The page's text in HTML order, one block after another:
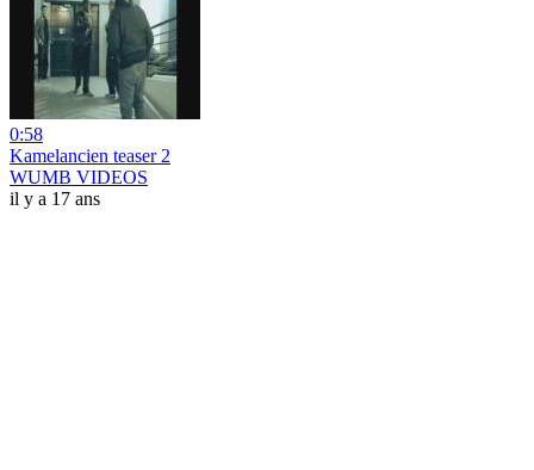
0:58
Kamelancien teaser 2
WUMB VIDEOS
il y a 17 ans